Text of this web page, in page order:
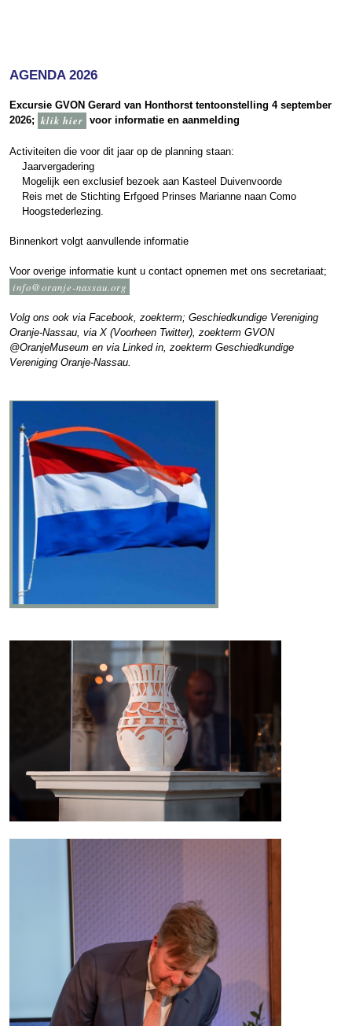
AGENDA 2026
Excursie GVON Gerard van Honthorst tentoonstelling 4 september
2026; klik hier voor informatie en aanmelding
Activiteiten die voor dit jaar op de planning staan:
Jaarvergadering
Mogelijk een exclusief bezoek aan Kasteel Duivenvoorde
Reis met de Stichting Erfgoed Prinses Marianne naan Como
Hoogstederlezing.
Binnenkort volgt aanvullende informatie
Voor overige informatie kunt u contact opnemen met ons secretariaat;
info@oranje-nassau.org
Volg ons ook via Facebook, zoekterm; Geschiedkundige Vereniging
Oranje-Nassau, via X (Voorheen Twitter), zoekterm GVON
@OranjeMuseum en via Linked in, zoekterm Geschiedkundige
Vereniging Oranje-Nassau.